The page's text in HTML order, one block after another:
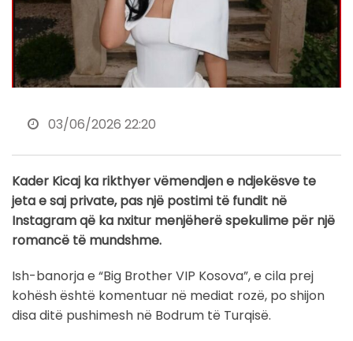
03/06/2026 22:20
Kader Kicaj ka rikthyer vëmendjen e ndjekësve te
jeta e saj private, pas një postimi të fundit në
Instagram që ka nxitur menjëherë spekulime për një
romancë të mundshme.
Ish-banorja e “Big Brother VIP Kosova”, e cila prej
kohësh është komentuar në mediat rozë, po shijon
disa ditë pushimesh në Bodrum të Turqisë.